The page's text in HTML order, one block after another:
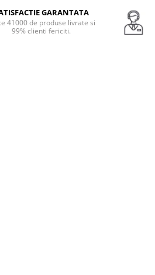
GARANTATA
41000 de produse livrate si
99% clienti fericiti.